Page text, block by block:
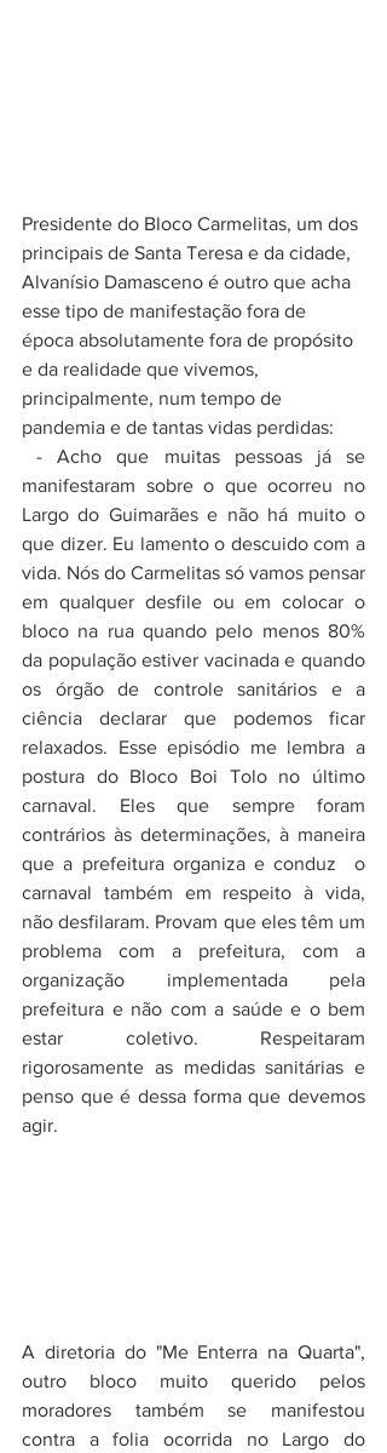
Presidente do Bloco Carmelitas, um dos
principais de Santa Teresa e da cidade,
Alvanísio Damasceno é outro que acha
esse tipo de manifestação fora de
época absolutamente fora de propósito
e da realidade que vivemos,
principalmente, num tempo de
pandemia e de tantas vidas perdidas:
- Acho que muitas pessoas já se
manifestaram sobre o que ocorreu no
Largo do Guimarães e não há muito o
que dizer. Eu lamento o descuido com a
vida. Nós do Carmelitas só vamos pensar
em qualquer desfile ou em colocar o
bloco na rua quando pelo menos 80%
da população estiver vacinada e quando
os órgão de controle sanitários e a
ciência declarar que podemos ficar
relaxados. Esse episódio me lembra a
postura do Bloco Boi Tolo no último
carnaval. Eles que sempre foram
contrários às determinações, à maneira
que a prefeitura organiza e conduz  o
carnaval também em respeito à vida,
não desfilaram. Provam que eles têm um
problema com a prefeitura, com a
organização implementada pela
prefeitura e não com a saúde e o bem
estar coletivo. Respeitaram
rigorosamente as medidas sanitárias e
penso que é dessa forma que devemos
agir.
A diretoria do "Me Enterra na Quarta",
outro bloco muito querido pelos
moradores também se manifestou
contra a folia ocorrida no Largo do